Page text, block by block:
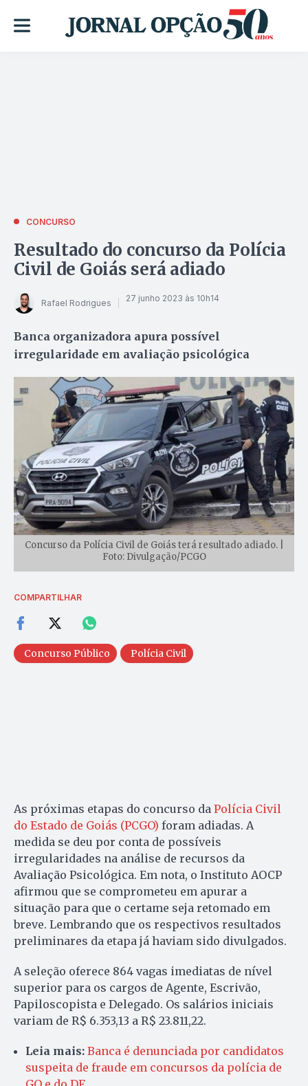
CONCURSO
Resultado do concurso da Polícia
Civil de Goiás será adiado
Rafael Rodrigues 27 junho 2023 às 10h14
Banca organizadora apura possível
irregularidade em avaliação psicológica
Concurso da Polícia Civil de Goiás terá resultado adiado. |
Foto: Divulgação/PCGO
COMPARTILHAR
Concurso Público Polícia Civil
As próximas etapas do concurso da Polícia Civil
do Estado de Goiás (PCGO) foram adiadas. A
medida se deu por conta de possíveis
irregularidades na análise de recursos da
Avaliação Psicológica. Em nota, o Instituto AOCP
afirmou que se comprometeu em apurar a
situação para que o certame seja retomado em
breve. Lembrando que os respectivos resultados
preliminares da etapa já haviam sido divulgados.
A seleção oferece 864 vagas imediatas de nível
superior para os cargos de Agente, Escrivão,
Papiloscopista e Delegado. Os salários iniciais
variam de R$ 6.353,13 a R$ 23.811,22.
Leia mais: Banca é denunciada por candidatos
suspeita de fraude em concursos da polícia de